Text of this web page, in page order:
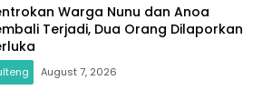
Warga Nunu dan Anoa
Terjadi, Dua Orang Dilaporkan
August 7, 2026